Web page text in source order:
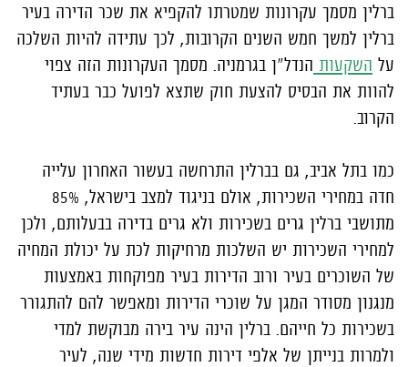
ברלין מסמך עקרונות שמטרתו להקפיא את שכר הדירה בעיר
ברלין למשך חמש השנים הקרובות, לכך עתידה להיות השלכה
על השקעות הנדל"ן בגרמניה. מסמך העקרונות הזה צפוי
להוות את הבסיס להצעת חוק שתצא לפועל כבר בעתיד
הקרוב.
כמו בתל אביב, גם בברלין התרחשה בעשור האחרון עלייה
חדה במחירי השכירות, אולם בניגוד למצב בישראל, 85%
מתושבי ברלין גרים בשכירות ולא גרים בדירה בבעלותם, ולכן
למחירי השכירות יש השלכות מרחיקות לכת על יכולת המחיה
של השוכרים בעיר ורוב הדירות בעיר מפוקחות באמצעות
מנגנון מסודר המגן על שוכרי הדירות ומאפשר להם להתגורר
בשכירות כל חייהם. ברלין הינה עיר בירה מבוקשת למדי
ולמרות בנייתן של אלפי דירות חדשות מידי שנה, לעיר